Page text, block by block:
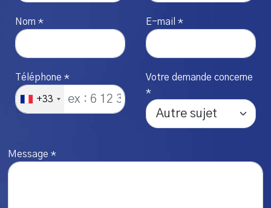
Nom *
Téléphone *
+33
E-mail *
Votre demande concerne
*
Message *